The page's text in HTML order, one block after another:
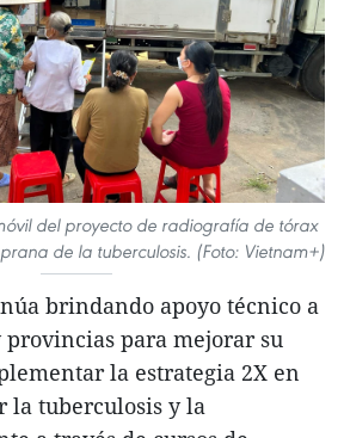
del proyecto de radiografía de tórax
de la tuberculosis. (Foto: Vietnam+)
brindando apoyo técnico a
provincias para mejorar su
la estrategia 2X en
la tuberculosis y la